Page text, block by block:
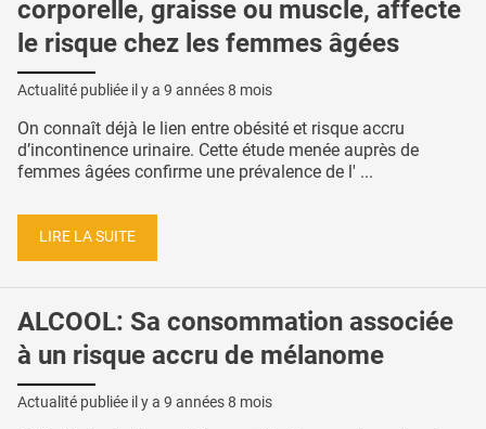
corporelle, graisse ou muscle, affecte
le risque chez les femmes âgées
Actualité publiée il y a 9 années 8 mois
On connaît déjà le lien entre obésité et risque accru
d’incontinence urinaire. Cette étude menée auprès de
femmes âgées confirme une prévalence de l' ...
LIRE LA SUITE
ALCOOL: Sa consommation associée
à un risque accru de mélanome
Actualité publiée il y a 9 années 8 mois